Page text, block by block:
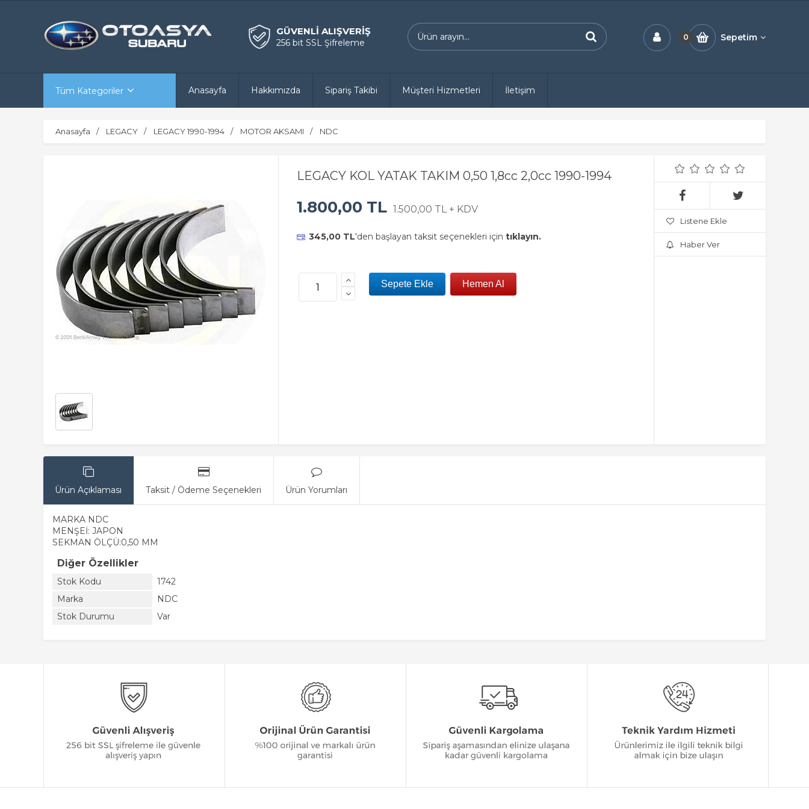
GÜVENLİ ALIŞVERİŞ
256 bit SSL Şifreleme
0 Sepetim
Tüm Kategoriler Anasayfa Hakkımızda Sipariş Takibi Müşteri Hizmetleri İletişim
Anasayfa LEGACY LEGACY 1990-1994 MOTOR AKSAMI NDC
LEGACY KOL YATAK TAKIM 0,50 1,8cc 2,0cc 1990-1994
1.800,00 TL 1.500,00 TL + KDV
345,00 TL'den başlayan taksit seçenekleri için tıklayın.
Listene Ekle
Haber Ver
Ürün Açıklaması Taksit / Ödeme Seçenekleri Ürün Yorumları
MARKA NDC
MENŞEİ: JAPON
SEKMAN ÖLÇÜ:0,50 MM
Diğer Özellikler
Stok Kodu
1742
Marka
NDC
Stok Durumu
Var